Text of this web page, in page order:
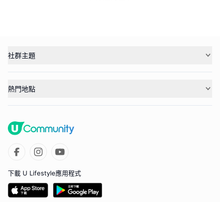
社群主題
熱門地點
下載 U Lifestyle應用程式